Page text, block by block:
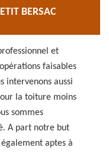
BERSAC
et
faisables
intervenons aussi
la toiture moins
sommes
A part notre but
aptes à